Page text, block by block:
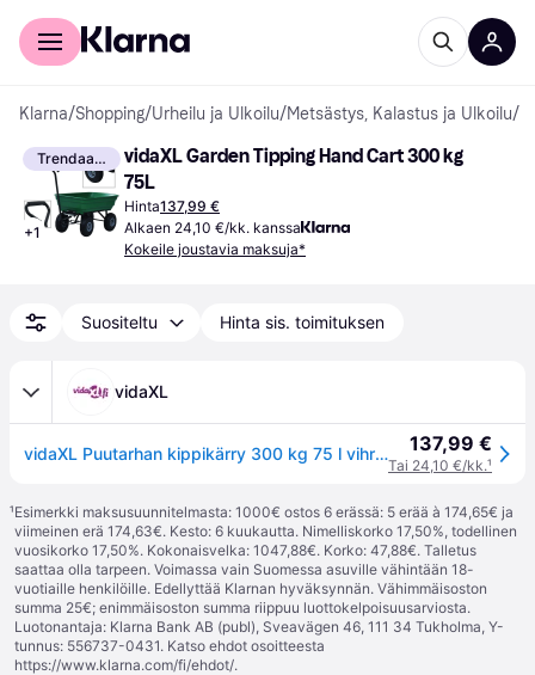
Kuluttajille
Klarna/Shopping/Urheilu ja Ulkoilu/Metsästys, Kalastus ja Ulkoilu/
Trendaava
+1
vidaXL Garden Tipping Hand Cart 300 kg
75L
Hinta137,99 €
Alkaen 24,10 €/kk. kanssa
Kokeile joustavia maksuja*
Suositeltu Hinta sis. toimituksen
vidaXL
vidaXL Puutarhan kippikärry 300 kg 75 l vihreä 137,99 €
Tai 24,10 €/kk.¹
¹Esimerkki maksusuunnitelmasta: 1000€ ostos 6 erässä: 5 erää à 174,65€ ja
viimeinen erä 174,63€. Kesto: 6 kuukautta. Nimelliskorko 17,50%, todellinen
vuosikorko 17,50%. Kokonaisvelka: 1047,88€. Korko: 47,88€. Talletus
saattaa olla tarpeen. Voimassa vain Suomessa asuville vähintään 18-
vuotiaille henkilöille. Edellyttää Klarnan hyväksynnän. Vähimmäisoston
summa 25€; enimmäisoston summa riippuu luottokelpoisuusarviosta.
Luotonantaja: Klarna Bank AB (publ), Sveavägen 46, 111 34 Tukholma, Y-
tunnus: 556737-0431. Katso ehdot osoitteesta
https://www.klarna.com/fi/ehdot/.